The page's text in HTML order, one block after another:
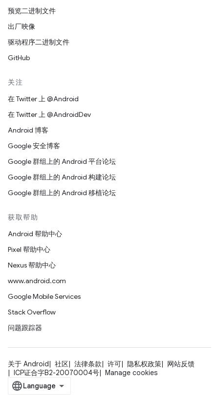
预览二进制文件
出厂映像
驱动程序二进制文件
GitHub
关注
在 Twitter 上 @Android
在 Twitter 上 @AndroidDev
Android 博客
Google 安全博客
Google 群组上的 Android 平台论坛
Google 群组上的 Android 构建论坛
Google 群组上的 Android 移植论坛
获取帮助
Android 帮助中心
Pixel 帮助中心
Nexus 帮助中心
www.android.com
Google Mobile Services
Stack Overflow
问题跟踪器
关于 Android 社区 法律条款 许可 隐私权政策
网站反馈
ICP证合字B2-20070004号
Manage cookies